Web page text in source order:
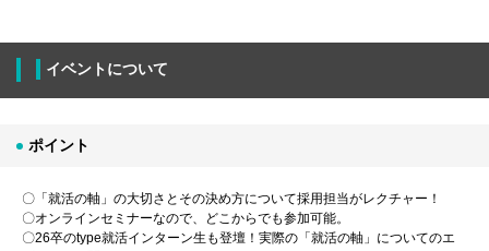
イベントについて
ポイント
〇「就活の軸」の大切さとその決め方について採用担当がレクチャー！
〇オンラインセミナーなので、どこからでも参加可能。
〇26卒のtype就活インターン生も登壇！実際の「就活の軸」についてのエ